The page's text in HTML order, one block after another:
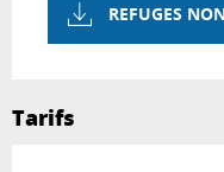
REFUGES
Tarifs